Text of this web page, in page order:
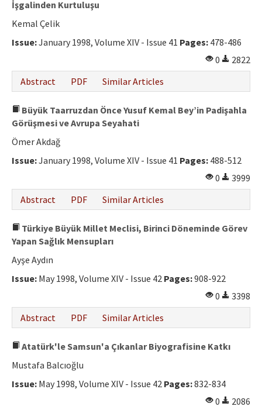
Ethical Principles
Author's Guide
Contact Us
İşgalinden Kurtuluşu
Kemal Çelik
Issue:January 1998, Volume XIV - Issue 41 Pages: 478-486
0
2822
Abstract
PDF Similar Articles
Büyük Taarruzdan Önce Yusuf Kemal Bey’in Padişahla
Görüşmesi ve Avrupa Seyahati
Ömer Akdağ
Issue:January 1998, Volume XIV - Issue 41 Pages: 488-512
0
3999
Abstract
PDF Similar Articles
Türkiye Büyük Millet Meclisi, Birinci Döneminde Görev
Yapan Sağlık Mensupları
Ayşe Aydın
Issue: May 1998, Volume XIV - Issue 42 Pages:908-922
0
3398
Abstract
PDF Similar Articles
Atatürk'le Samsun'a Çıkanlar Biyografisine Katkı
Mustafa Balcıoğlu
Issue: May 1998, Volume XIV - Issue 42 Pages:832-834
0
2086